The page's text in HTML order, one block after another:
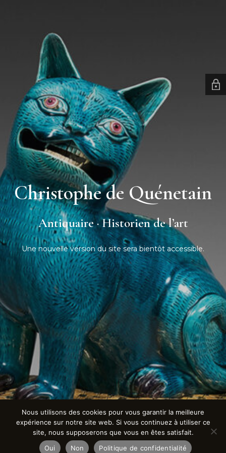
Christophe de Quénetain
Antiquaire · Historien de l’art
Une nouvelle version du site sera bientôt accessible.
Nous utilisons des cookies pour vous garantir la meilleure
expérience sur notre site web. Si vous continuez à utiliser ce
site, nous supposerons que vous en êtes satisfait.
Oui
Non Politique de confidentialité